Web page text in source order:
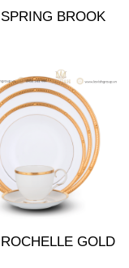
BROOK
GOLD